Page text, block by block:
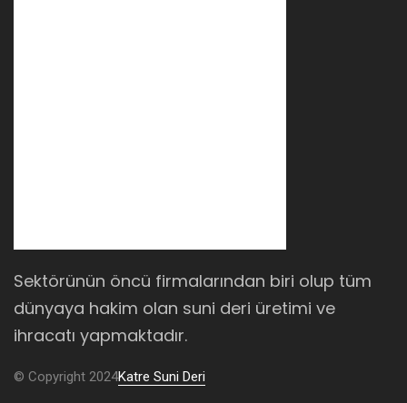
Sektörünün öncü firmalarından biri olup tüm
dünyaya hakim olan suni deri üretimi ve
ihracatı yapmaktadır.
© Copyright 2024Katre Suni Deri